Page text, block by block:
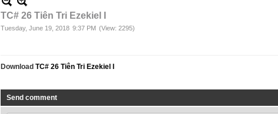
TC# 26 Tiên Tri Ezekiel I
Tuesday, June 19, 2018 9:37 PM (View: 2295)
Download TC# 26 Tiên Tri Ezekiel I
Send comment